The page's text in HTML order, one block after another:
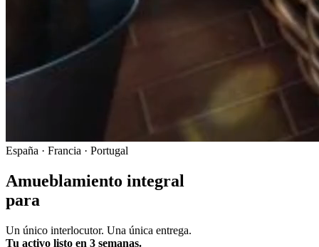
España · Francia · Portugal
Amueblamiento integral
para
Un único interlocutor. Una única entrega.
Tu activo listo en 3 semanas.